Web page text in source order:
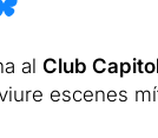
al Club
escenes